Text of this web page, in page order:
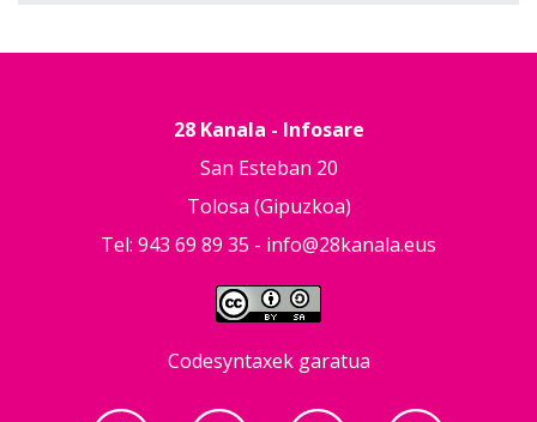
28 Kanala - Infosare
San Esteban 20
Tolosa (Gipuzkoa)
Tel: 943 69 89 35 - info@28kanala.eus
Codesyntaxek garatua